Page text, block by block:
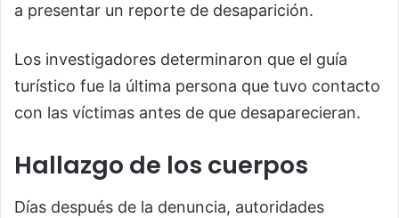
a presentar un reporte de desaparición.
Los investigadores determinaron que el guía
turístico fue la última persona que tuvo contacto
con las víctimas antes de que desaparecieran.
Hallazgo de los cuerpos
Días después de la denuncia, autoridades